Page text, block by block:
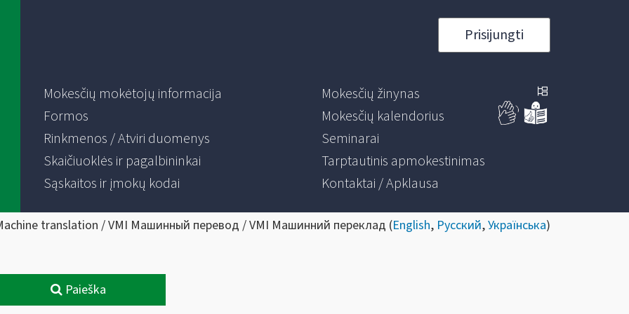
Prisijungti
Mokesčių mokėtojų informacija
Formos
Rinkmenos / Atviri duomenys
Skaičiuoklės ir pagalbininkai
Sąskaitos ir įmokų kodai
Mokesčių žinynas
Mokesčių kalendorius
Seminarai
Tarptautinis apmokestinimas
Kontaktai / Apklausa
translation / VMI Машинный перевод / VMI Машинний переклад (English, Русский,Українська)
Paieška